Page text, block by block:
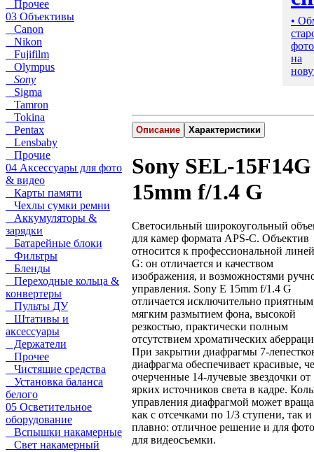
Прочее
03 Объективы
Canon
Nikon
Fujifilm
Olympus
Sony
Sigma
Tamron
Tokina
Pentax
Lensbaby
Прочие
04 Аксессуары для фото
& видео
Карты памяти
Чехлы сумки ремни
Аккумуляторы &
зарядки
Батарейные блоки
Фильтры
Бленды
Переходные кольца &
конвертеры
Пульты ДУ
Штативы и
аксессуары
Держатели
Прочее
Чистящие средства
Установка баланса
белого
05 Осветительное
оборудование
Вспышки накамерные
Свет накамерный
•
на
Описание Характеристики
Sony SEL-
15mm f/1.4 G
Светосильный широкоугольный
для камер формата APS-C. Объектив
относится к профессиональной
G: он отличается и качеством
изображения, и возможностями
управления. Sony E 15mm f/1.4 G
отличается исключительно
мягким размытием фона, высокой
резкостью, практически полным
отсутствием хроматических
При закрытии диафрагмы 7-
диафрагма обеспечивает красивые,
очерченные 14-лучевые звездочки от
ярких источников света в кадре.
управления диафрагмой может
как с отсечками по 1/3 ступени, так и
плавно: отличное решение и для
для видеосъемки.